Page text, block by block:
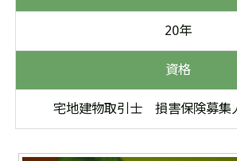
20年
資格
宅地建物取引士 損害保険募集